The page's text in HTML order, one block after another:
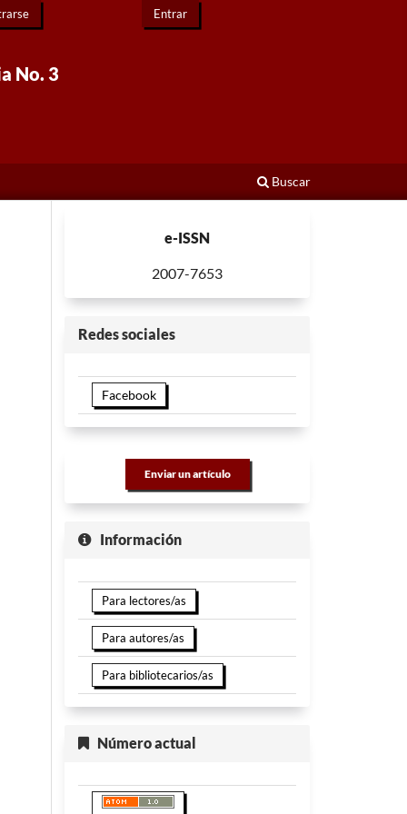
No. 3
Buscar
Entrar
e-ISSN
2007-7653
Redes sociales
Facebook
Enviar un artículo
Información
Para lectores/as
Para autores/as
Para bibliotecarios/as
Número actual